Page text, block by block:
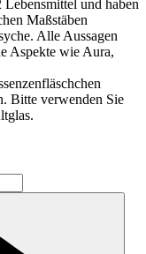
und haben
Maßstäben
Alle Aussagen
Aspekte wie Aura,
Bitte verwenden Sie